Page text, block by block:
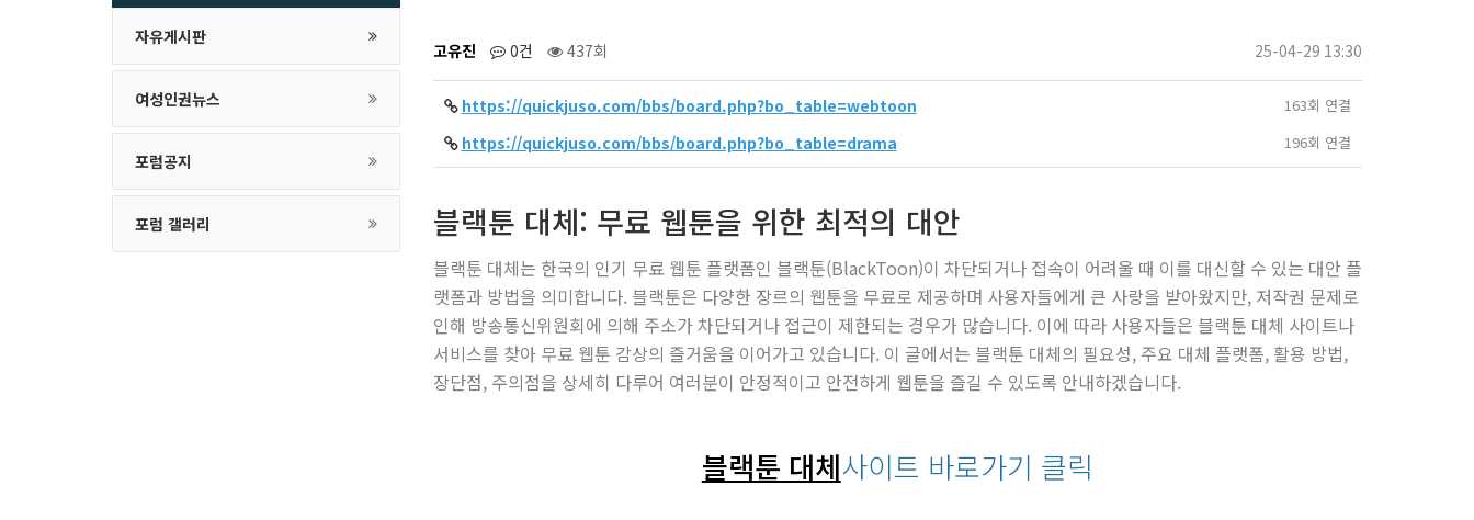
자유게시판
여성인권뉴스
포럼공지
포럼 갤러리
고유진 0건 437회 25-04-29 13:30
https://quickjuso.com/bbs/board.php?bo_table=webtoon 163회 연결
https://quickjuso.com/bbs/board.php?bo_table=drama 196회 연결
블랙툰 대체: 무료 웹툰을 위한 최적의 대안
블랙툰 대체는 한국의 인기 무료 웹툰 플랫폼인 블랙툰(BlackToon)이 차단되거나 접속이 어려울 때 이를 대신할 수 있는 대안 플
랫폼과 방법을 의미합니다. 블랙툰은 다양한 장르의 웹툰을 무료로 제공하며 사용자들에게 큰 사랑을 받아왔지만, 저작권 문제로
인해 방송통신위원회에 의해 주소가 차단되거나 접근이 제한되는 경우가 많습니다. 이에 따라 사용자들은 블랙툰 대체 사이트나
서비스를 찾아 무료 웹툰 감상의 즐거움을 이어가고 있습니다. 이 글에서는 블랙툰 대체의 필요성, 주요 대체 플랫폼, 활용 방법,
장단점, 주의점을 상세히 다루어 여러분이 안정적이고 안전하게 웹툰을 즐길 수 있도록 안내하겠습니다.
블랙툰 대체사이트 바로가기 클릭